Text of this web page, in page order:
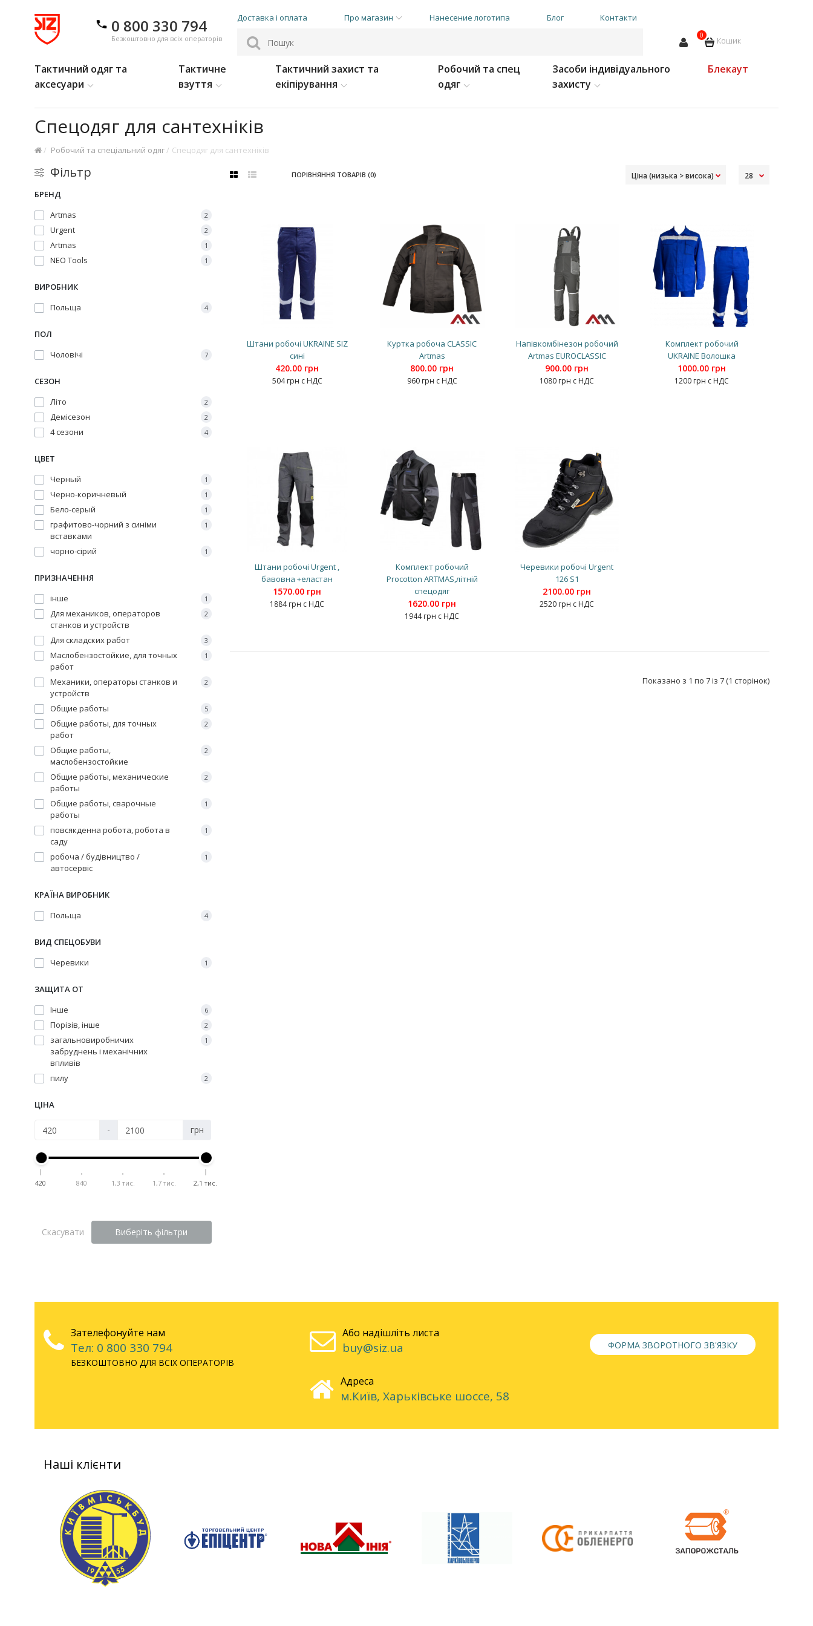
0 800 330 794
Безкоштовно для всіх операторів
Доставка і оплата Про магазин Нанесение логотипа Блог Контакти
0 Кошик
Тактичний одяг та
аксесуари
Тактичне
взуття
Тактичний захист та
екіпірування
Робочий та спец
одяг
Засоби індивідуального
захисту
Блекаут
Спецодяг для сантехніків
Робочий та спеціальний одяг Спецодяг для сантехніків
Фільтр
БРЕНД
Аrtmas
2
Urgent 2
Artmas 1
NEO Tools 1
ВИРОБНИК
Польща
4
ПОЛ
Чоловічі
7
СЕЗОН
Літо
2
Демісезон 2
4 сезони 4
ЦВЕТ
Черный
1
Черно-коричневый 1
Бело-серый 1
графитово-чорний з синіми
вставками
1
чорно-сірий 1
ПРИЗНАЧЕННЯ
інше
1
Для механиков, операторов
станков и устройств
2
Для складских работ 3
Маслобензостойкие, для точных
работ
1
Механики, операторы станков и
устройств
2
Общие работы 5
Общие работы, для точных
работ
2
Общие работы,
маслобензостойкие
2
Общие работы, механические
работы
2
Общие работы, сварочные
работы
1
повсякденна робота, робота в
саду
1
робоча / будівництво /
автосервіс
1
КРАЇНА ВИРОБНИК
Польща
4
ВИД СПЕЦОБУВИ
Черевики
1
ЗАЩИТА ОТ
Інше
6
Порізів, інше 2
загальновиробничих
забруднень і механічних
впливів
1
пилу 2
ЦІНА
- грн
420 840 1,3 тис. 1,7 тис. 2,1 тис.
Скасувати Виберіть фільтри
ПОРІВНЯННЯ ТОВАРІВ (0)
Штани робочі UKRAINE SIZ
сині
420.00 грн
504 грн с НДС
Куртка робоча CLASSIC
Artmas
800.00 грн
960 грн с НДС
Напівкомбінезон робочий
Artmas EUROCLASSIC
900.00 грн
1080 грн с НДС
Комплект робочий
UKRAINE Волошка
1000.00 грн
1200 грн с НДС
Штани робочі Urgent ,
бавовна +еластан
1570.00 грн
1884 грн с НДС
Комплект робочий
Procotton ARTMAS,літній
спецодяг
1620.00 грн
1944 грн с НДС
Черевики робочі Urgent
126 S1
2100.00 грн
2520 грн с НДС
Показано з 1 по 7 із 7 (1 сторінок)
Зателефонуйте нам
Тел: 0 800 330 794
БЕЗКОШТОВНО ДЛЯ ВСІХ ОПЕРАТОРІВ
Або надішліть листа
buy@siz.ua
Адреса
м.Київ, Харьківське шоссе, 58
ФОРМА ЗВОРОТНОГО ЗВ'ЯЗКУ
Наші клієнти